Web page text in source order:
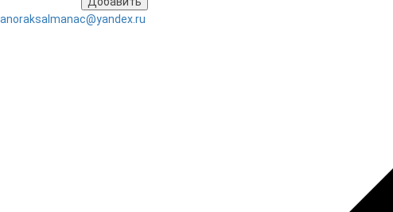
anoraksalmanac@yandex.ru